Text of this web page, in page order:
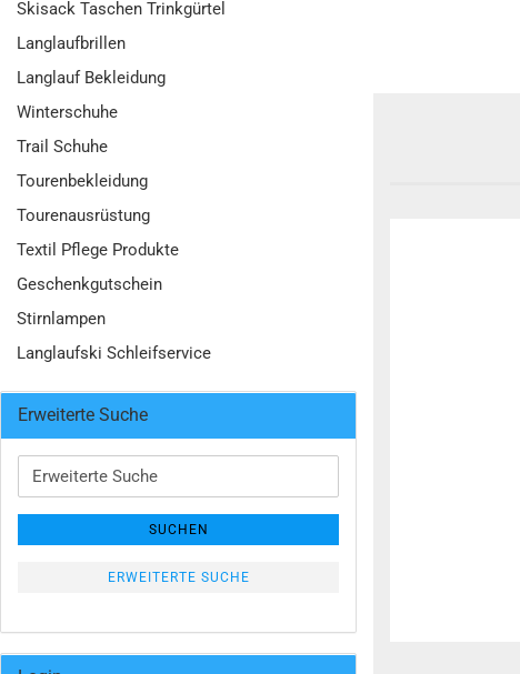
Skisack Taschen Trinkgürtel
Langlaufbrillen
Langlauf Bekleidung
Winterschuhe
Trail Schuhe
Tourenbekleidung
Tourenausrüstung
Textil Pflege Produkte
Geschenkgutschein
Stirnlampen
Langlaufski Schleifservice
Erweiterte Suche
Erweiterte
Suche
SUCHEN
ERWEITERTE SUCHE